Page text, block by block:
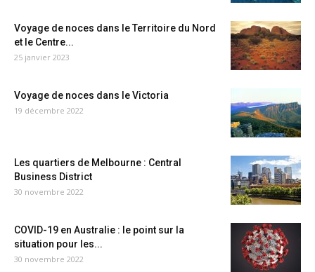
Voyage de noces dans le Territoire du Nord
et le Centre...
25 janvier 2023
Voyage de noces dans le Victoria
19 décembre 2022
Les quartiers de Melbourne : Central
Business District
30 novembre 2022
COVID-19 en Australie : le point sur la
situation pour les...
30 novembre 2022